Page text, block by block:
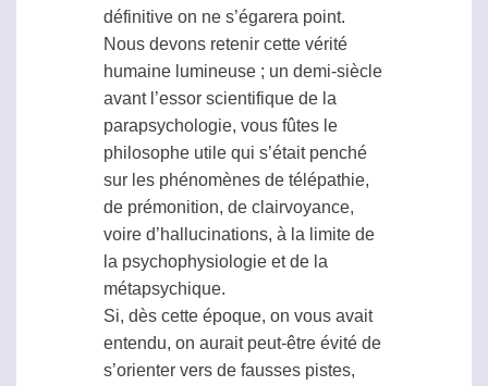
définitive on ne s’égarera point.
Nous devons retenir cette vérité
humaine lumineuse ; un demi-siècle
avant l’essor scientifique de la
parapsychologie, vous fûtes le
philosophe utile qui s’était penché
sur les phénomènes de télépathie,
de prémonition, de clairvoyance,
voire d’hallucinations, à la limite de
la psychophysiologie et de la
métapsychique.
Si, dès cette époque, on vous avait
entendu, on aurait peut-être évité de
s’orienter vers de fausses pistes,